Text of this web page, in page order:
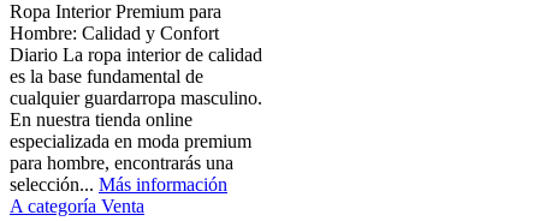
Ropa Interior Premium para
Hombre: Calidad y Confort
Diario La ropa interior de calidad
es la base fundamental de
cualquier guardarropa masculino.
En nuestra tienda online
especializada en moda premium
para hombre, encontrarás una
selección... Más información
A categoría Venta